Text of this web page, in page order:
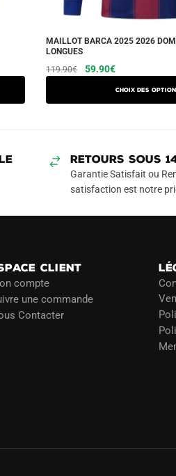
MAILLOT BARCA 2025 2026
LONGUES
119.90€
Le
59.90€Le
Choix des
Ce
produit
a
Les
options
peuvent
RETOURS SOUS
Garantie Satisfait ou
satisfaction est notre
CLIENT
compte
une commande
Contacter